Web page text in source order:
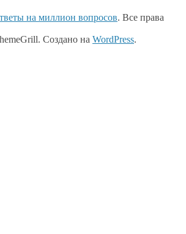
на миллион вопросов. Все права
Создано на WordPress.